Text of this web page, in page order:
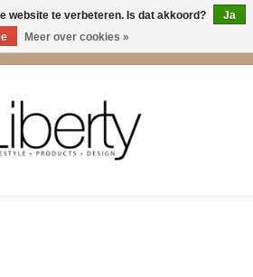
website te verbeteren. Is dat akkoord?
Ja
Meer over cookies »